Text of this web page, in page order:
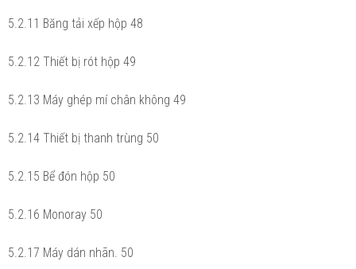
5.2.11 Băng tải xếp hộp 48
5.2.12 Thiết bị rót hộp 49
5.2.13 Máy ghép mí chân không 49
5.2.14 Thiết bị thanh trùng 50
5.2.15 Bể đón hộp 50
5.2.16 Monoray 50
5.2.17 Máy dán nhãn. 50